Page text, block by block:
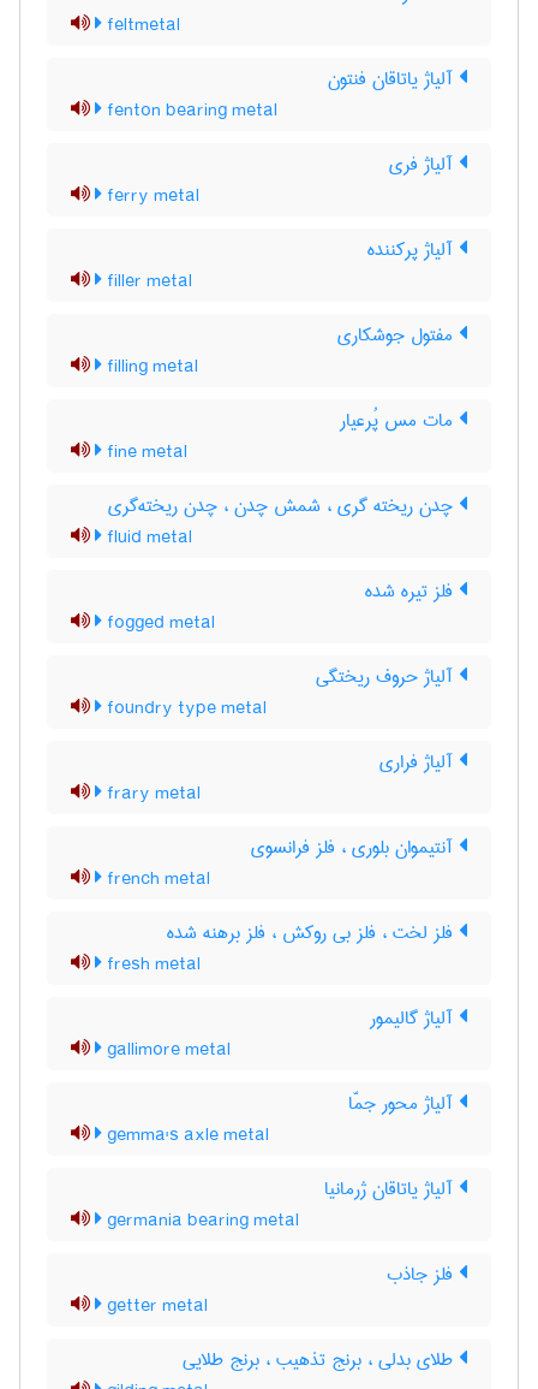
feltmetal
آلیاژ یاتاقان فنتون
fenton bearing metal
آلیاژ فری
ferry metal
آلیاژ پرکننده
filler metal
مفتول جوشکاری
filling metal
مات مس پُرعیار
fine metal
چدن ریخته گری ، شمش چدن ، چدن ریخته‌گری
fluid metal
فلز تیره شده
fogged metal
آلیاژ حروف ریختگی
foundry type metal
آلیاژ فراری
frary metal
آنتیموان بلوری ، فلز فرانسوی
french metal
فلز لخت ، فلز بی روکش ، فلز برهنه شده
fresh metal
آلیاژ گالیمور
gallimore metal
آلیاژ محور جمّا
gemma's axle metal
آلیاژ یاتاقان ژرمانیا
germania bearing metal
فلز جاذب
getter metal
طلای بدلی ، برنج تذهیب ، برنج طلایی